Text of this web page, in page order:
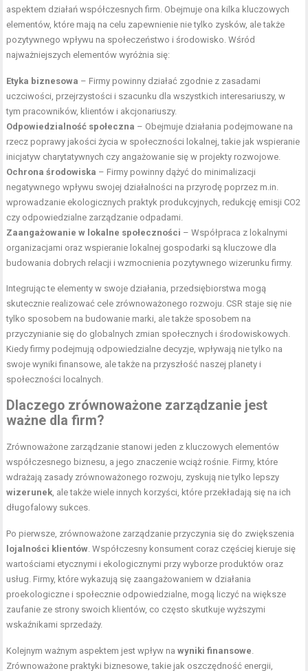
aspektem działań współczesnych firm. Obejmuje ona kilka kluczowych
elementów, które mają na celu zapewnienie nie tylko zysków, ale także
pozytywnego wpływu na społeczeństwo i środowisko. Wśród
najważniejszych elementów wyróżnia się:
Etyka biznesowa – Firmy powinny działać zgodnie z zasadami
uczciwości, przejrzystości i szacunku dla wszystkich interesariuszy, w
tym pracowników, klientów i akcjonariuszy.
Odpowiedzialność społeczna – Obejmuje działania podejmowane na
rzecz poprawy jakości życia w społeczności lokalnej, takie jak wspieranie
inicjatyw charytatywnych czy angażowanie się w projekty rozwojowe.
Ochrona środowiska – Firmy powinny dążyć do minimalizacji
negatywnego wpływu swojej działalności na przyrodę poprzez m.in.
wprowadzanie ekologicznych praktyk produkcyjnych, redukcję emisji CO2
czy odpowiedzialne zarządzanie odpadami.
Zaangażowanie w lokalne społeczności – Współpraca z lokalnymi
organizacjami oraz wspieranie lokalnej gospodarki są kluczowe dla
budowania dobrych relacji i wzmocnienia pozytywnego wizerunku firmy.
Integrując te elementy w swoje działania, przedsiębiorstwa mogą
skutecznie realizować cele zrównoważonego rozwoju. CSR staje się nie
tylko sposobem na budowanie marki, ale także sposobem na
przyczynianie się do globalnych zmian społecznych i środowiskowych.
Kiedy firmy podejmują odpowiedzialne decyzje, wpływają nie tylko na
swoje wyniki finansowe, ale także na przyszłość naszej planety i
społeczności localnych.
Dlaczego zrównoważone zarządzanie jest
ważne dla firm?
Zrównoważone zarządzanie stanowi jeden z kluczowych elementów
współczesnego biznesu, a jego znaczenie wciąż rośnie. Firmy, które
wdrażają zasady zrównoważonego rozwoju, zyskują nie tylko lepszy
wizerunek , ale także wiele innych korzyści, które przekładają się na ich
długofalowy sukces.
Po pierwsze, zrównoważone zarządzanie przyczynia się do zwiększenia
lojalności klientów . Współczesny konsument coraz częściej kieruje się
wartościami etycznymi i ekologicznymi przy wyborze produktów oraz
usług. Firmy, które wykazują się zaangażowaniem w działania
proekologiczne i społecznie odpowiedzialne, mogą liczyć na większe
zaufanie ze strony swoich klientów, co często skutkuje wyższymi
wskaźnikami sprzedaży.
Kolejnym ważnym aspektem jest wpływ nawyniki finansowe
Zrównoważone praktyki biznesowe, takie jak oszczędność energii,